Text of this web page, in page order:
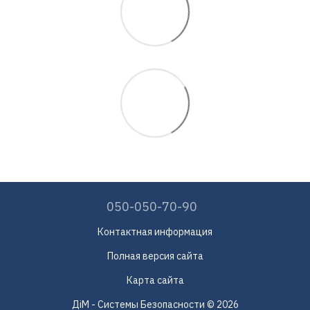
050-050-70-90
Контактная информация
Полная версия сайта
Карта сайта
ДіМ - Системы Безопасности © 2026